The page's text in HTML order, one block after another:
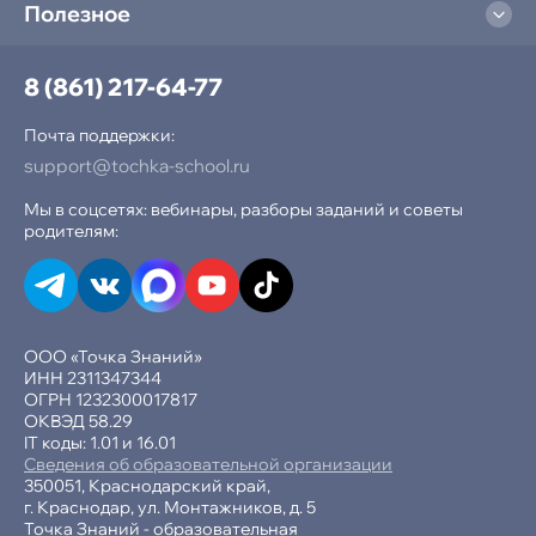
Компьютерная грамотность
Программирование в Scratch
Программирование в Minecraft
Разработка игр в Roblox
Нейросеть и ИИ
Разработка игр в Unity
Развивающие курсы
ООО «Точка Знаний»
ИНН 2311347344
ОГРН 1232300017817
ОКВЭД 58.29
IT коды: 1.01 и 16.01
Сведения об образовательной организации
350051, Краснодарский край,
г. Краснодар, ул. Монтажников, д. 5
Точка Знаний - образовательная
Полезное
8 (861) 217-64-77
Почта поддержки:
support@tochka-school.ru
Мы в соцсетях: вебинары, разборы заданий и советы
родителям: